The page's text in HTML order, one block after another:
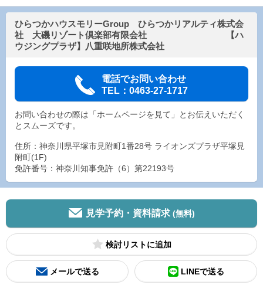
ひらつかハウスモリーGroup ひらつかリアルティ株式会
社 大磯リゾート倶楽部有限会社 【ハ
ウジングプラザ】八重咲地所株式会社
電話でお問い合わせ
TEL：0463-27-1717
お問い合わせの際は「ホームページを見て」とお伝えいただく
とスムーズです。
住所：神奈川県平塚市見附町1番28号 ライオンズプラザ平塚見
附町(1F)
免許番号：神奈川知事免許（6）第22193号
見学予約・資料請求 (無料)
検討リスト
メールで送る LINEで送る